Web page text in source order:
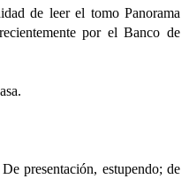
de leer el tomoPanorama
por el Banco de
presentación, estupendo; de